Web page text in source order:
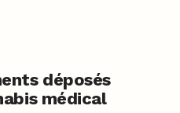
déposés
médical